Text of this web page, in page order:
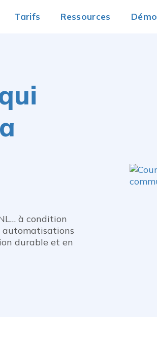
Tarifs Ressources Démo
à condition
automatisations
durable et en